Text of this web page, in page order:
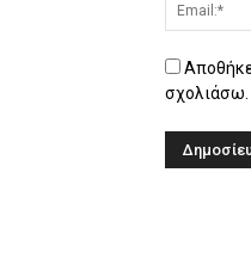
σχολιάσω.